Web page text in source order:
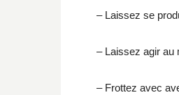
– Laissez se
– Laissez agir au
– Frottez avec